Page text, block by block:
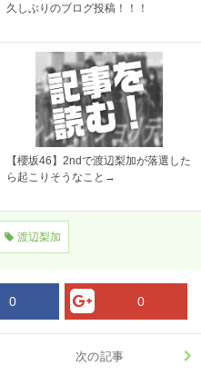
久しぶりのブログ投稿！！！
【櫻坂46】2ndで渡辺梨加が落選した
ら起こりそうなこと→
渡辺梨加
0 0
次の記事